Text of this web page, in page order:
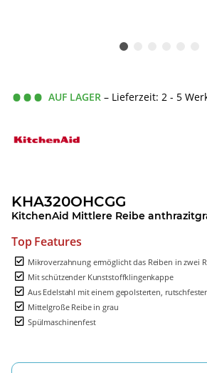
AUF LAGER – Lieferzeit: 2 - 5
KHA320OHCGG
KitchenAid Mittlere Reibe
Top Features
Mikroverzahnung ermöglicht das Reiben in zwei
Mit schützender Kunststoffklingenkappe
Aus Edelstahl mit einem gepolsterten,
Mittelgroße Reibe in grau
Spülmaschinenfest